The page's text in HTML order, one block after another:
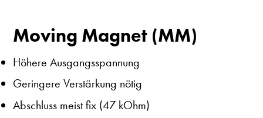
Moving Magnet (MM)
Höhere Ausgangsspannung
Geringere Verstärkung nötig
Abschluss meist fix (47 kOhm)